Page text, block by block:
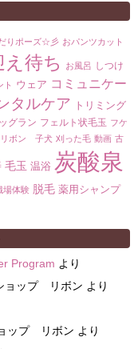
りポーズ☆彡 おパンツカット
え待ち お風呂 しつけ
ト ウェア コミュニケー
タルケア
トリミング
グラン フェルト状毛玉 フケ
リボン 子犬 刈った毛 動画 古
毛玉 温浴 炭酸泉
場体験 脱毛 薬用シャンプ
Program より
ョップ リボン より
ップ リボン より